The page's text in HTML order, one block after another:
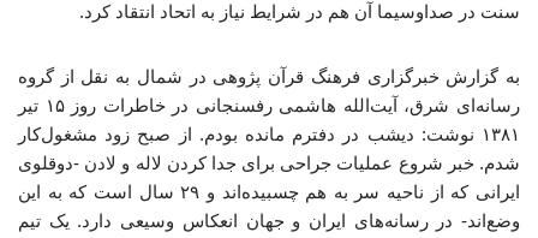
‌سنت در صداوسیما آن هم در شرایط نیاز به اتحاد انتقاد کرد.
به گزارش خبرگزاری فرهنگ قرآن پژوهی در شمال به نقل از گروه
رسانه‌ای شرق، آیت‌الله هاشمی رفسنجانی در خاطرات روز ۱۵ تیر
۱۳۸۱ نوشت: دیشب در دفترم مانده بودم. از صبح زود مشغول‌کار
شدم. خبر شروع عملیات جراحی برای جدا کردن لاله و لادن -دوقلوی
ایرانی‌ که از ناحیه سر به هم چسبیده‌اند و ۲۹ سال است که به این
وضع‌اند- در رسانه‌های ایران و جهان انعکاس وسیعی دارد. یک تیم